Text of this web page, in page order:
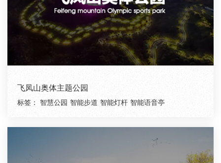
飞凤山奥体主题公园
标签： 智慧公园 智能步道 智能灯杆 智能语音亭